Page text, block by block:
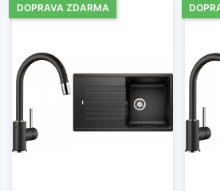
DOPRAVA ZDARMA